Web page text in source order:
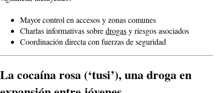
Mayor control en accesos y zonas comunes
Charlas informativas sobredrogasy riesgos asociados
Coordinación directa con fuerzas de seguridad
La cocaína rosa (‘tusi’), una droga en